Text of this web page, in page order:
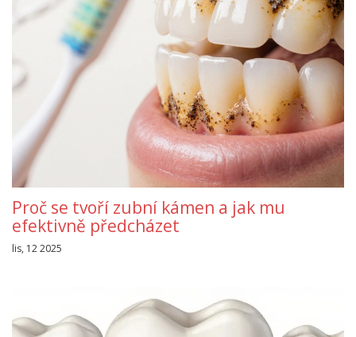
Proč se tvoří zubní kámen a jak mu
efektivně předcházet
lis, 12 2025